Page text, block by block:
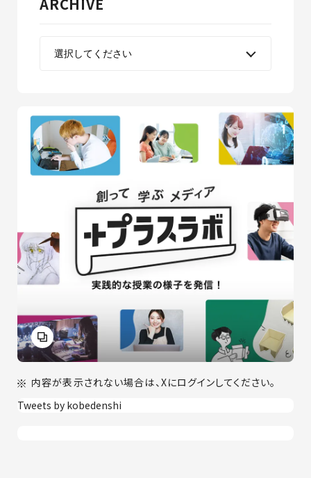
内容が表示されない場合は、Xにログインしてください。
Tweets by kobedenshi